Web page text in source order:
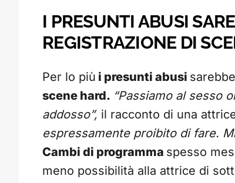
I PRESUNTI ABUSI
REGISTRAZIONE DI
Per lo più i presunti abusi
scene hard. “Passiamo al sesso
addosso”, il racconto di una
espressamente proibito di fare.
Cambi di programma spesso
meno possibilità alla attrice di